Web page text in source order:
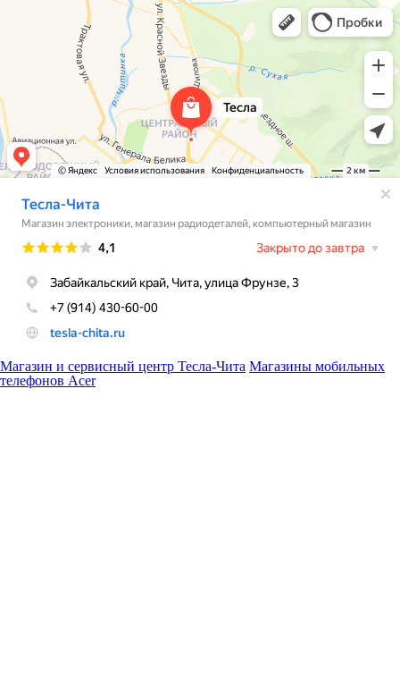
Магазин и сервисный центр Тесла-Чита Магазины мобильных
телефонов Acer